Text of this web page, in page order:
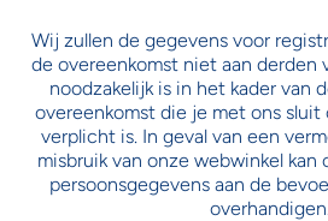
Wij zullen de gegevens voor
de overeenkomst niet aan derden
noodzakelijk is in het kader van
overeenkomst die je met ons
verplicht is. In geval van een
misbruik van onze webwinkel kan
persoonsgegevens aan de